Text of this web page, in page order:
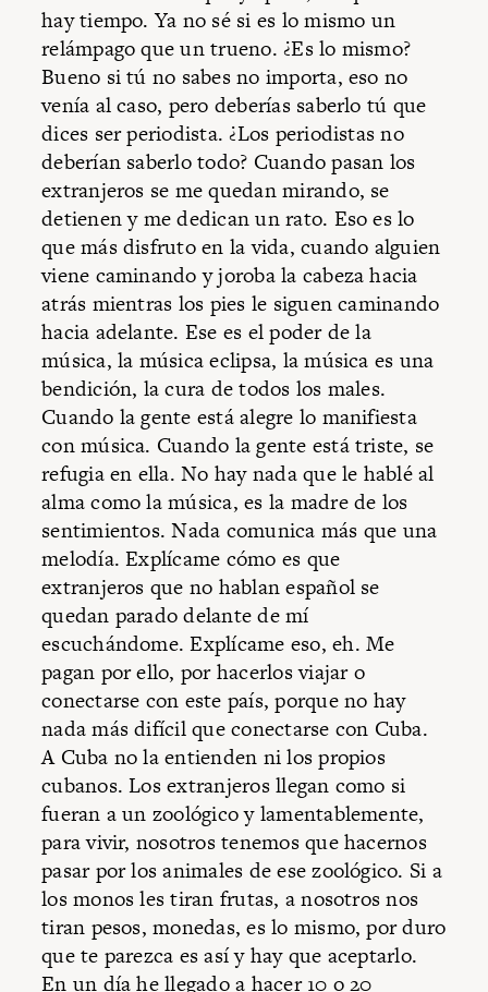
hay tiempo. Ya no sé si es lo mismo un
relámpago que un trueno. ¿Es lo mismo?
Bueno si tú no sabes no importa, eso no
venía al caso, pero deberías saberlo tú que
dices ser periodista. ¿Los periodistas no
deberían saberlo todo? Cuando pasan los
extranjeros se me quedan mirando, se
detienen y me dedican un rato. Eso es lo
que más disfruto en la vida, cuando alguien
viene caminando y joroba la cabeza hacia
atrás mientras los pies le siguen caminando
hacia adelante. Ese es el poder de la
música, la música eclipsa, la música es una
bendición, la cura de todos los males.
Cuando la gente está alegre lo manifiesta
con música. Cuando la gente está triste, se
refugia en ella. No hay nada que le hablé al
alma como la música, es la madre de los
sentimientos. Nada comunica más que una
melodía. Explícame cómo es que
extranjeros que no hablan español se
quedan parado delante de mí
escuchándome. Explícame eso, eh. Me
pagan por ello, por hacerlos viajar o
conectarse con este país, porque no hay
nada más difícil que conectarse con Cuba.
A Cuba no la entienden ni los propios
cubanos. Los extranjeros llegan como si
fueran a un zoológico y lamentablemente,
para vivir, nosotros tenemos que hacernos
pasar por los animales de ese zoológico. Si a
los monos les tiran frutas, a nosotros nos
tiran pesos, monedas, es lo mismo, por duro
que te parezca es así y hay que aceptarlo.
En un día he llegado a hacer 10 o 20